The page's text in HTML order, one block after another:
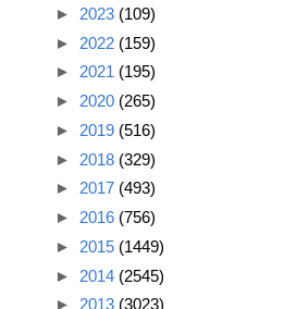
► 2023 (109)
► 2022 (159)
► 2021 (195)
► 2020 (265)
► 2019 (516)
► 2018 (329)
► 2017 (493)
► 2016 (756)
► 2015 (1449)
► 2014 (2545)
► 2013 (3023)